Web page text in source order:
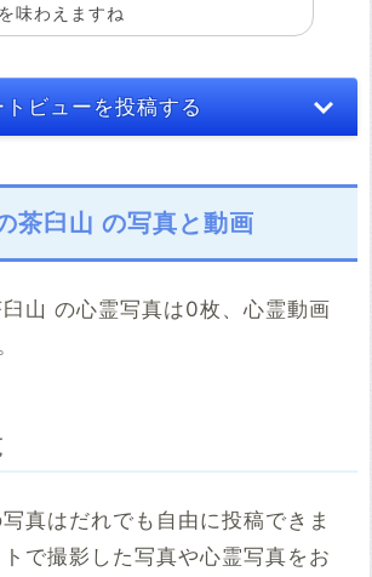
味わえますね
トビューを投稿する
ソコンでしか取得できないようです
www.google.com/maps/embed?
茶臼山 の写真と動画
山 の心霊写真は0枚、心霊動画
真はだれでも自由に投稿できま
で撮影した写真や心霊写真をお